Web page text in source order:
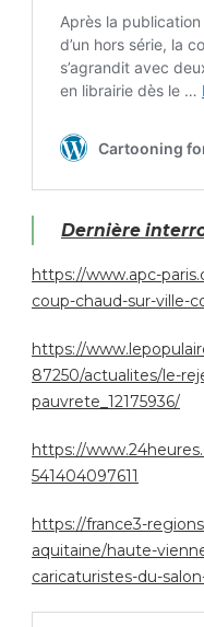
Dernière
https://www.apc-
coup-chaud-sur-ville-
https://
87250/actualites/le-
pauvrete_12175936/
https://
541404097611
https://france3-
aquitaine/haute-
caricaturistes-du-